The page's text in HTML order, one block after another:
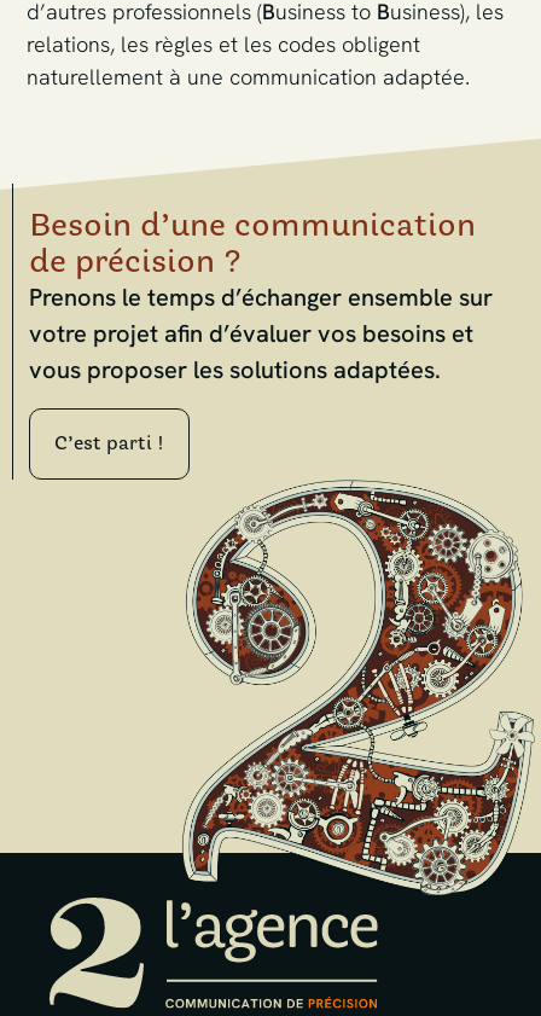
d’autres professionnels ( Business to Business), les
relations, les règles et les codes obligent
naturellement à une communication adaptée.
Besoin d’une communication
de précision ?
Prenons le temps d’échanger ensemble sur
votre projet afin d’évaluer vos besoins et
vous proposer les solutions adaptées.
C’est parti !